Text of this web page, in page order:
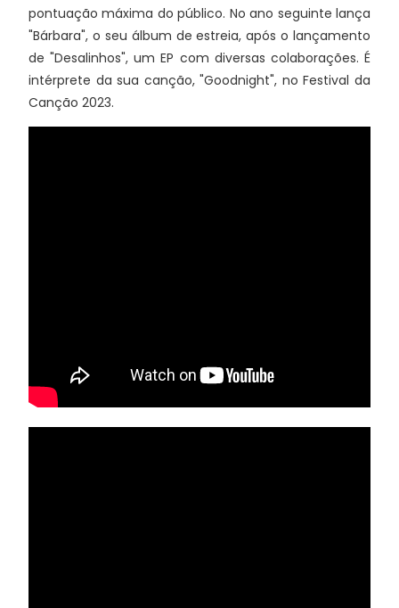
pontuação máxima do público. No ano seguinte lança
"Bárbara", o seu álbum de estreia, após o lançamento
de "Desalinhos", um EP com diversas colaborações. É
intérprete da sua canção, "Goodnight", no Festival da
Canção 2023.